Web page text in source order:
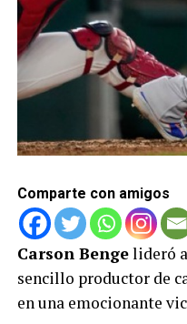
Comparte con amigos
Carson Bengelideró
sencillo productor de
en una emocionante